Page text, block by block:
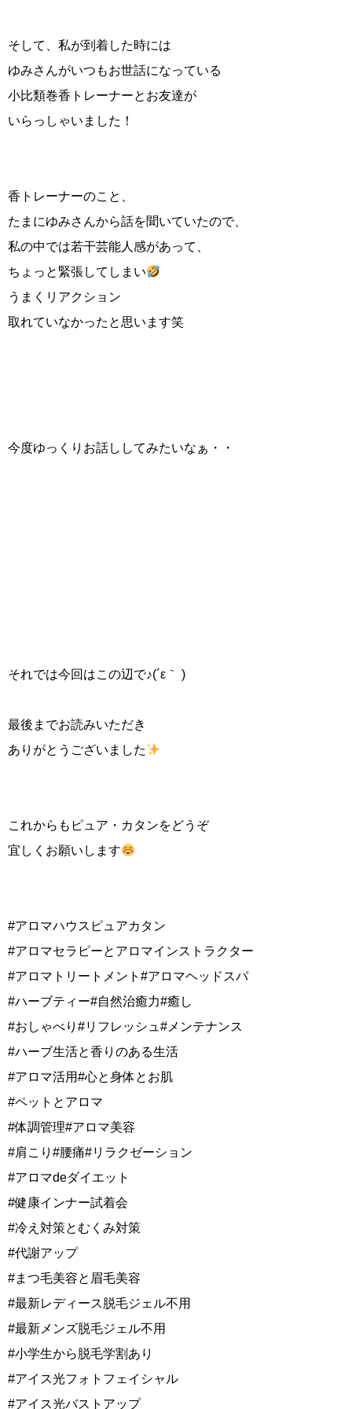
そして、私が到着した時には
ゆみさんがいつもお世話になっている
小比類巻香トレーナーとお友達が
いらっしゃいました！
香トレーナーのこと、
たまにゆみさんから話を聞いていたので、
私の中では若干芸能人感があって、
ちょっと緊張してしまい
うまくリアクション
取れていなかったと思います笑
今度ゆっくりお話ししてみたいなぁ・・
それでは今回はこの辺で♪(´ε｀ )
最後までお読みいただき
ありがとうございました
これからもピュア・カタンをどうぞ
宜しくお願いします
#アロマハウスピュアカタン
#アロマセラピーとアロマインストラクター
#アロマトリートメント#アロマヘッドスパ
#ハーブティー#自然治癒力#癒し
#おしゃべり#リフレッシュ#メンテナンス
#ハーブ生活と香りのある生活
#アロマ活用#心と身体とお肌
#ペットとアロマ
#体調管理#アロマ美容
#肩こり#腰痛#リラクゼーション
#アロマdeダイエット
#健康インナー試着会
#冷え対策とむくみ対策
#代謝アップ
#まつ毛美容と眉毛美容
#最新レディース脱毛ジェル不用
#最新メンズ脱毛ジェル不用
#小学生から脱毛学割あり
#アイス光フォトフェイシャル
#アイス光バストアップ